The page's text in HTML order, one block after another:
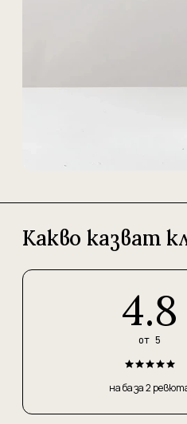
Какво казват
4.8
от 5
на база 2